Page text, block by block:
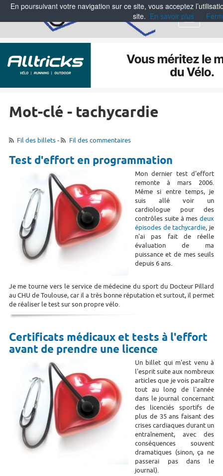
Menu
Mot-clé - tachycardie
Fil des billets- Fil des commentaires
Test d'effort en programmation
Mon dernier test d'effort
remonte à mars 2006.
Même si entre temps, je
suis allé voir un
cardiologue pour des
contrôles suite à mesdeux
épisodes de tachycardie, je
n'ai pas fait de réelle
évaluation de ma
puissance et de mes seuils
depuis 6 ans.
Je me tourne vers le service de médecine du sport du Docteur Pillard
au CHU de Toulouse, car il a très bonne réputation et surtout, il permet
de réaliser le test sur son propre vélo.
Certificats médicaux et tests à l'effort
avant de prendre une licence
Un billet qui m'est venu à
l'esprit suite aux nombreux
articles que je vois paraître
tout au long de l'année
dans le journal concernant
des licenciés sportifs de
plus de 35 ans faisant des
crises cardiaques durant un
entraînement, avec des
conséquences souvent
dramatiques (sinon, ça ne
passerai pas dans le
journal).
En poursuivant votre navigation sur ce site, vous acceptez
site. En savoir plus